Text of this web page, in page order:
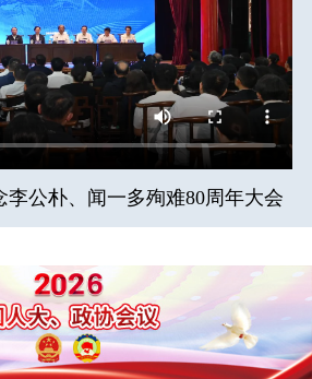
李公朴、闻一多殉难80周年大会